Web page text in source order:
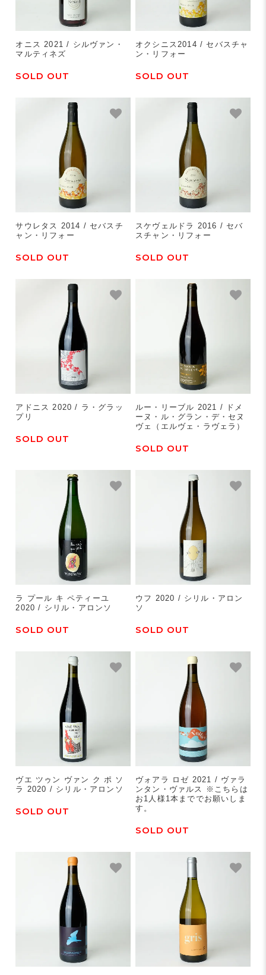
オニス 2021 / シルヴァン・
マルティネズ
SOLD OUT
オクシニス2014 / セバスチャ
ン・リフォー
SOLD OUT
サウレタス 2014 / セバスチ
ャン・リフォー
SOLD OUT
スケヴェルドラ 2016 / セバ
スチャン・リフォー
SOLD OUT
アドニス 2020 / ラ・グラッ
プリ
SOLD OUT
ルー・リーブル 2021 / ドメ
ーヌ・ル・グラン・デ・セヌ
ヴェ（エルヴェ・ラヴェラ）
SOLD OUT
ラ プール キ ペティーユ
2020 / シリル・アロンソ
SOLD OUT
ウフ 2020 / シリル・アロン
ソ
SOLD OUT
ヴエ ツゥン ヴァン ク ポ ソ
ラ 2020 / シリル・アロンソ
SOLD OUT
ヴォアラ ロゼ 2021 / ヴァラ
ンタン・ヴァルス ※こちらは
お1人様1本まででお願いしま
す。
SOLD OUT